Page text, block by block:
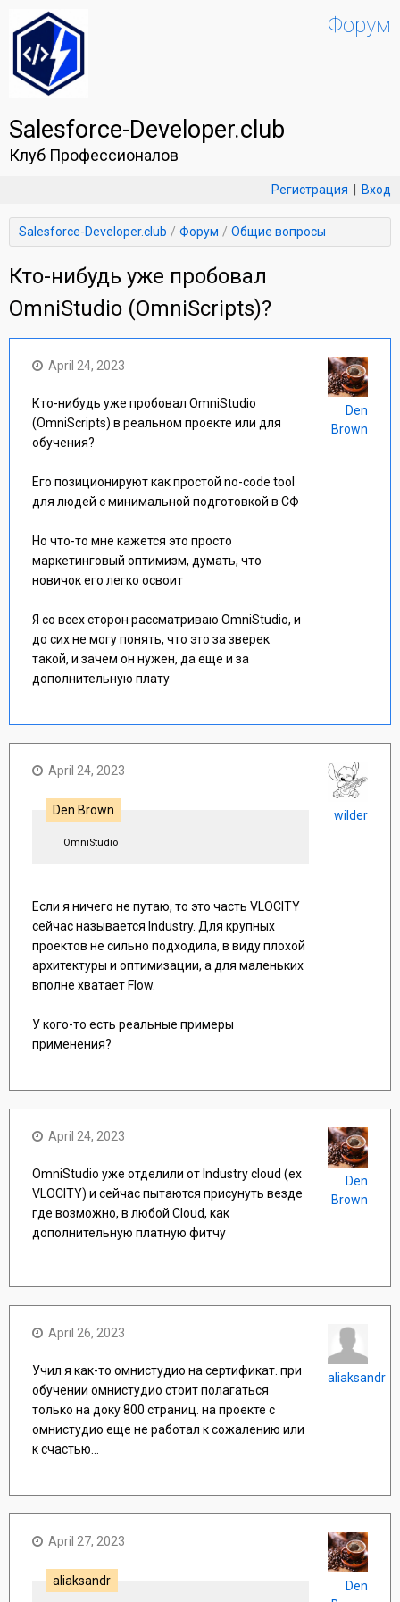
Salesforce-Developer.club
Клуб Профессионалов
Форум
Регистрация Вход
Salesforce-Developer.club Форум Общие вопросы
Кто-нибудь уже пробовал
OmniStudio (OmniScripts)?
April 24, 2023
Кто-нибудь уже пробовал OmniStudio
(OmniScripts) в реальном проекте или для
обучения?
Его позиционируют как простой no-code tool
для людей с минимальной подготовкой в СФ
Но что-то мне кажется это просто
маркетинговый оптимизм, думать, что
новичок его легко освоит
Я со всех сторон рассматриваю OmniStudio, и
до сих не могу понять, что это за зверек
такой, и зачем он нужен, да еще и за
дополнительную плату
Den
Brown
April 24, 2023
Den Brown
OmniStudio
Если я ничего не путаю, то это часть VLOCITY
сейчас называется Industry. Для крупных
проектов не сильно подходила, в виду плохой
архитектуры и оптимизации, а для маленьких
вполне хватает Flow.
У кого-то есть реальные примеры
применения?
wilder
April 24, 2023
OmniStudio уже отделили от Industry cloud (ex
VLOCITY) и сейчас пытаются присунуть везде
где возможно, в любой Cloud, как
дополнительную платную фитчу
Den
Brown
April 26, 2023
Учил я как-то омнистудио на сертификат. при
обучении омнистудио стоит полагаться
только на доку 800 страниц. на проекте с
омнистудио еще не работал к сожалению или
к счастью...
aliaksandr
April 27, 2023
aliaksandr
Den